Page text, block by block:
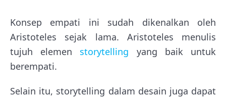
Konsep empati ini sudah dikenalkan oleh
Aristoteles sejak lama. Aristoteles menulis
tujuh elemen storytelling yang baik untuk
berempati.
Selain itu, storytelling dalam desain juga dapat